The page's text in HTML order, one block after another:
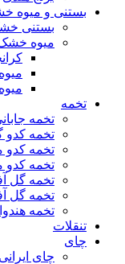
بستنی و میوه
بستنی
میوه
تخمه
تخمه
تخمه کدو
تخمه
تخمه
تخمه گل
تخمه گل
تخمه
تنقلات
چای
چای ایرانی